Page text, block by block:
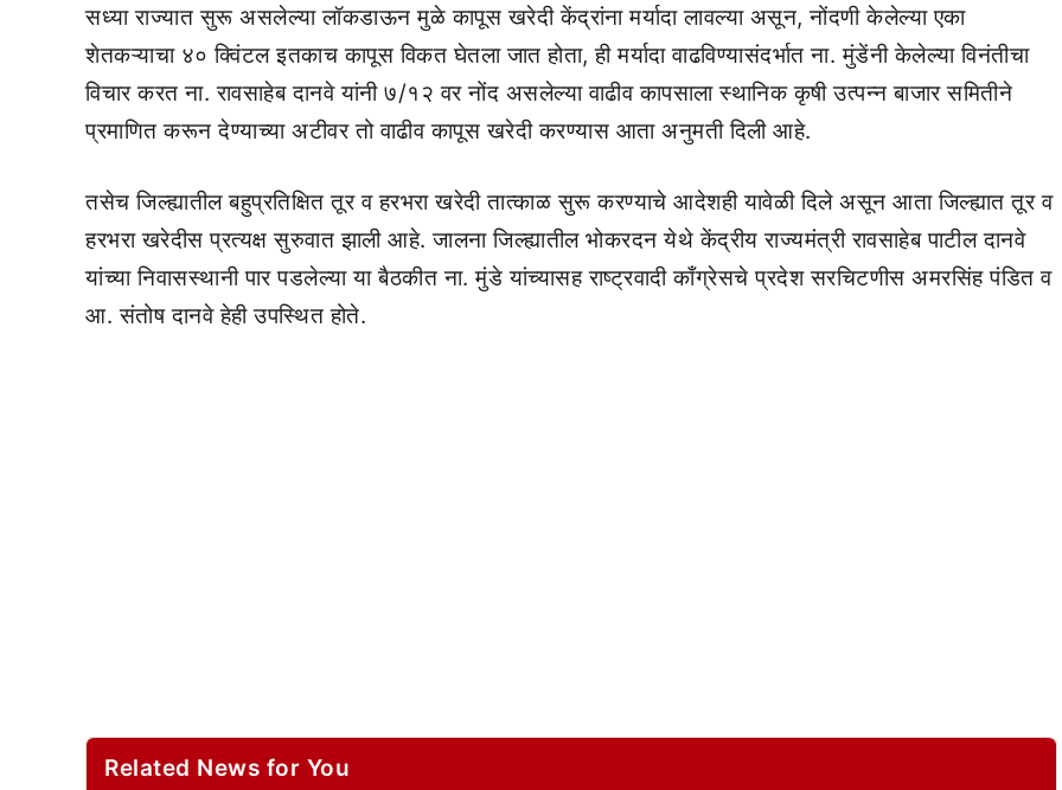
सध्या राज्यात सुरू असलेल्या लॉकडाऊन मुळे कापूस खरेदी केंद्रांना मर्यादा लावल्या असून, नोंदणी केलेल्या एका
शेतकऱ्याचा ४० क्विंटल इतकाच कापूस विकत घेतला जात होता, ही मर्यादा वाढविण्यासंदर्भात ना. मुंडेंनी केलेल्या विनंतीचा
विचार करत ना. रावसाहेब दानवे यांनी ७/१२ वर नोंद असलेल्या वाढीव कापसाला स्थानिक कृषी उत्पन्न बाजार समितीने
प्रमाणित करून देण्याच्या अटीवर तो वाढीव कापूस खरेदी करण्यास आता अनुमती दिली आहे.
तसेच जिल्ह्यातील बहुप्रतिक्षित तूर व हरभरा खरेदी तात्काळ सुरू करण्याचे आदेशही यावेळी दिले असून आता जिल्ह्यात तूर व
हरभरा खरेदीस प्रत्यक्ष सुरुवात झाली आहे. जालना जिल्ह्यातील भोकरदन येथे केंद्रीय राज्यमंत्री रावसाहेब पाटील दानवे
यांच्या निवासस्थानी पार पडलेल्या या बैठकीत ना. मुंडे यांच्यासह राष्ट्रवादी काँग्रेसचे प्रदेश सरचिटणीस अमरसिंह पंडित व
आ. संतोष दानवे हेही उपस्थित होते.
Related News for You